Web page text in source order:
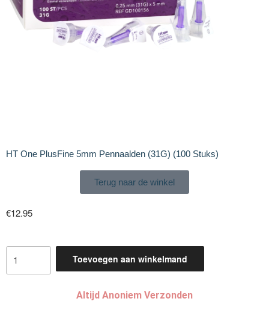
HT One PlusFine 5mm Pennaalden (31G) (100 Stuks)
Terug naar de winkel
€12.95
Toevoegen aan winkelmand
Altijd Anoniem Verzonden